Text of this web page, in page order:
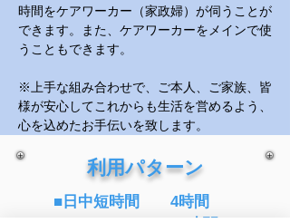
時間をケアワーカー（家政婦）が伺うことが
できます。また、ケアワーカーをメインで使
うこともできます。
※上手な組み合わせで、ご本人、ご家族、皆
様が安心してこれからも生活を営めるよう、
心を込めたお手伝いを致します。
利用パターン
■日中短時間 4時間